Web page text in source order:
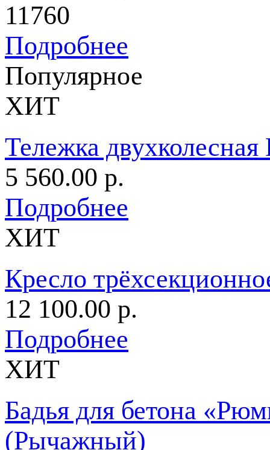
11760
Подробнее
Популярное
ХИТ
Тележка
5 560.00 р.
Подробнее
ХИТ
Кресло
12 100.00 р.
Подробнее
ХИТ
Бадья для бетона
(Рычажный)